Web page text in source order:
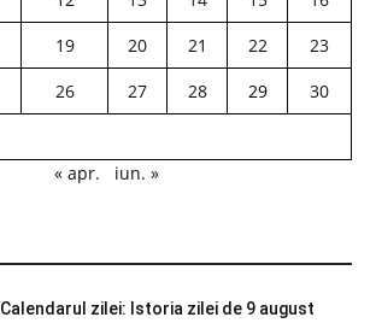
19 20 21 22
23
26 27 28 29
30
« apr.
iun. »
Calendarul zilei: Istoria zilei de 9 august